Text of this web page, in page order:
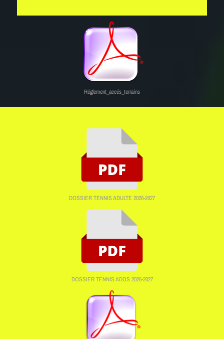
Réglement_accés_terrains
DOSSIER TENNIS ADULTE 2026-2027
DOSSIER TENNIS ADOS 2026-2027